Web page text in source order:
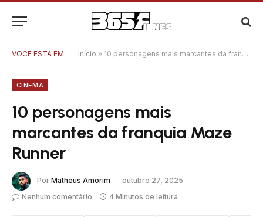
VOCÊ ESTÁ EM: Início » 10 personagens mais marcantes da franquia Maze Runner
CINEMA
10 personagens mais
marcantes da franquia Maze
Runner
Por Matheus Amorim
outubro 27, 2025
Nenhum comentário
4 Minutos de leitura